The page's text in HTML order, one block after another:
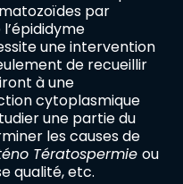
par
une intervention
de recueillir
à une
cytoplasmique
une partie du
les causes de
Tératospermieou
qualité, etc.